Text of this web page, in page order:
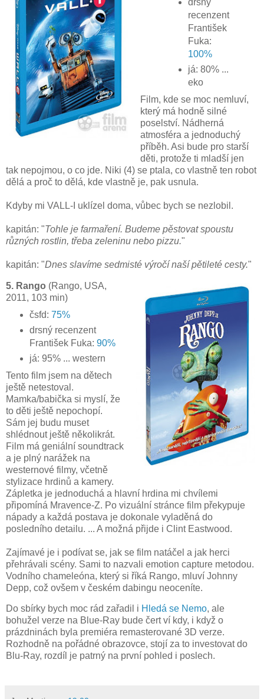
drsný
recenzent
František
Fuka:
100%
já: 80% ...
eko
Film, kde se moc nemluví,
který má hodně silné
poselství. Nádherná
atmosféra a jednoduchý
příběh. Asi bude pro starší
děti, protože ti mladší jen
tak nepojmou, o co jde. Niki (4) se ptala, co vlastně ten robot
dělá a proč to dělá, kde vlastně je, pak usnula.
Kdyby mi VALL-I uklízel doma, vůbec bych se nezlobil.
kapitán: "Tohle je farmaření. Budeme pěstovat spoustu
různých rostlin, třeba zeleninu nebo pizzu."
kapitán: "Dnes slavíme sedmisté výročí naší pětileté cesty."
5. Rango (Rango, USA,
2011, 103 min)
čsfd: 75%
drsný recenzent
František Fuka: 90%
já: 95% ... western
Tento film jsem na dětech
ještě netestoval.
Mamka/babička si myslí, že
to děti ještě nepochopí.
Sám jej budu muset
shlédnout ještě několikrát.
Film má geniální soundtrack
a je plný narážek na
westernové filmy, včetně
stylizace hrdinů a kamery.
Zápletka je jednoduchá a hlavní hrdina mi chvílemi
připomíná Mravence-Z. Po vizuální stránce film překypuje
nápady a každá postava je dokonale vyladěná do
posledního detailu. ... A možná přijde i Clint Eastwood.
Zajímavé je i podívat se, jak se film natáčel a jak herci
přehrávali scény. Sami to nazvali emotion capture metodou.
Vodního chameleóna, který si říká Rango, mluví Johnny
Depp, což ovšem v českém dabingu neoceníte.
Do sbírky bych moc rád zařadil i Hledá se Nemo, ale
bohužel verze na Blue-Ray bude čert ví kdy, i když o
prázdninách byla premiéra remasterované 3D verze.
Rozhodně na pořádné obrazovce, stojí za to investovat do
Blu-Ray, rozdíl je patrný na první pohled i poslech.